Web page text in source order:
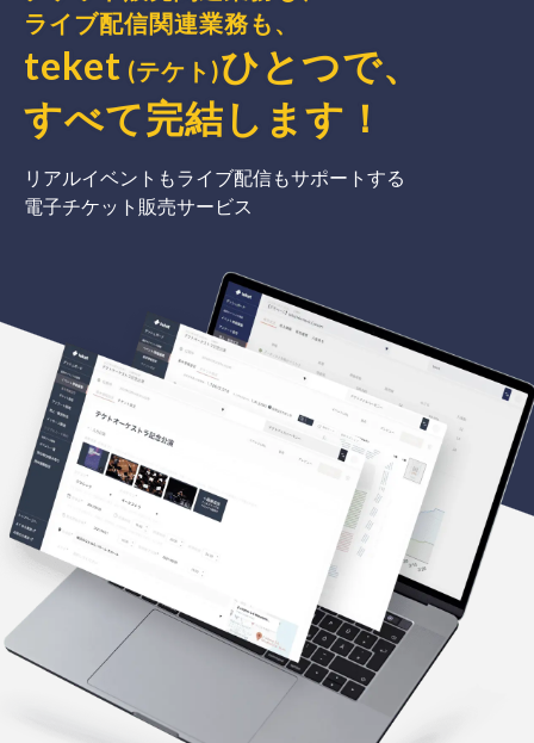
ライブ配信関連業務も、
teket (テケト)ひとつで、
すべて完結 します ！
リアルイベントもライブ配信もサポートする
電子チケット販売サービス